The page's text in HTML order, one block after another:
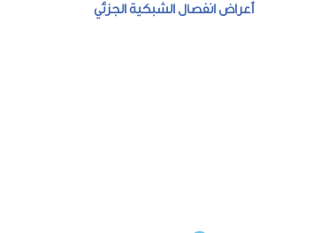
أعراض انفصال الشبكية الجزئي